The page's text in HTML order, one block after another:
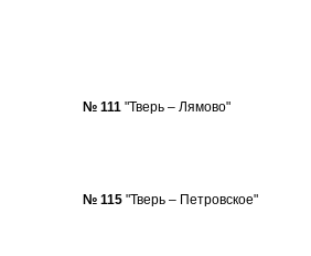
№ 111 "Тверь – Лямово"
№ 115 "Тверь – Петровское"